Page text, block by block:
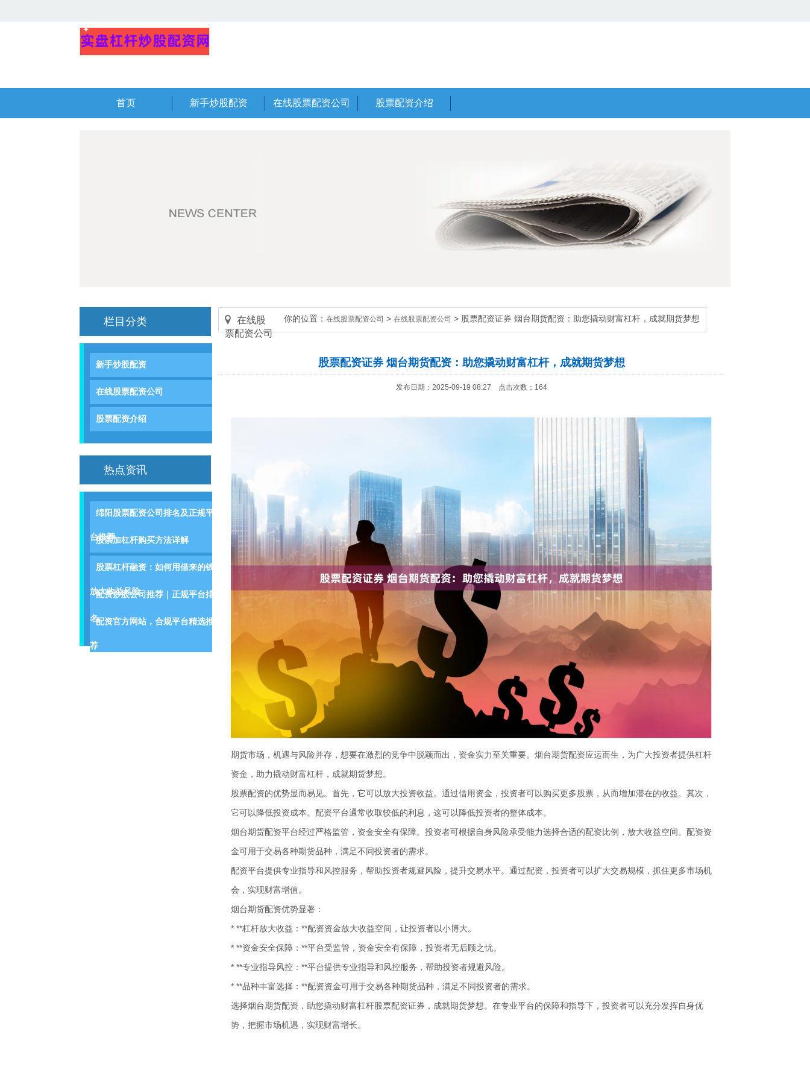
首页 新手炒股配资 在线股票配资公司 股票配资介绍
栏目分类
新手炒股配资
在线股票配资公司
股票配资介绍
热点资讯
绵阳股票配资公司排名及正规平
台推荐
股票加杠杆购买方法详解
股票杠杆融资：如何用借来的钱
放大收益风险
配资炒股公司推荐｜正规平台排
名配资官方网站，合规平台精选推
荐
你的位置： 在线股票配资公司 > 在线股票配资公司 > 股票配资证券 烟台期货配资：助您撬动财富杠杆，成就期货梦想
在线股
票配资公司
股票配资证券 烟台期货配资：助您撬动财富杠杆，成就期货梦想
发布日期：2025-09-19 08:27 点击次数：164
期货市场，机遇与风险并存，想要在激烈的竞争中脱颖而出，资金实力至关重要。烟台期货配资应运而生，为广大投资者提供杠杆
资金，助力撬动财富杠杆，成就期货梦想。
股票配资的优势显而易见。首先，它可以放大投资收益。通过借用资金，投资者可以购买更多股票，从而增加潜在的收益。其次，
它可以降低投资成本。配资平台通常收取较低的利息，这可以降低投资者的整体成本。
烟台期货配资平台经过严格监管，资金安全有保障。投资者可根据自身风险承受能力选择合适的配资比例，放大收益空间。配资资
金可用于交易各种期货品种，满足不同投资者的需求。
配资平台提供专业指导和风控服务，帮助投资者规避风险，提升交易水平。通过配资，投资者可以扩大交易规模，抓住更多市场机
会，实现财富增值。
烟台期货配资优势显著：
* **杠杆放大收益：**配资资金放大收益空间，让投资者以小博大。
* **资金安全保障：**平台受监管，资金安全有保障，投资者无后顾之忧。
* **专业指导风控：**平台提供专业指导和风控服务，帮助投资者规避风险。
* **品种丰富选择：**配资资金可用于交易各种期货品种，满足不同投资者的需求。
选择烟台期货配资，助您撬动财富杠杆股票配资证券，成就期货梦想。在专业平台的保障和指导下，投资者可以充分发挥自身优
势，把握市场机遇，实现财富增长。